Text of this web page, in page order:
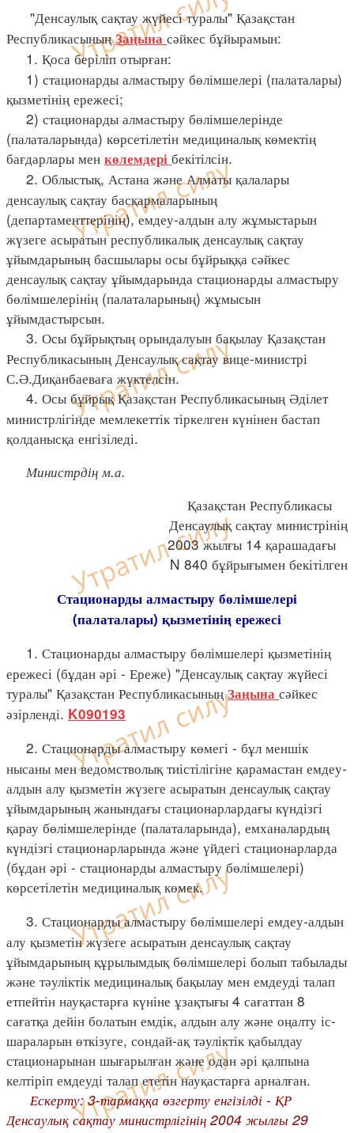
"Денсаулық сақтау жүйесі туралы" Қазақстан
РеспубликасыныңЗаңына сәйкес бұйырамын:
1. Қоса беріліп отырған:
1) стационарды алмастыру бөлімшелері (палаталары)
қызметінің ережесі;
2) стационарды алмастыру бөлімшелерінде
(палаталарында) көрсетілетін медициналық көмектің
бағдарлары мен көлемдері бекітілсін.
2. Облыстық, Астана және Алматы қалалары
денсаулық сақтау басқармаларының
(департаменттерінің), емдеу-алдын алу жұмыстарын
жүзеге асыратын республикалық денсаулық сақтау
ұйымдарының басшылары осы бұйрыққа сәйкес
денсаулық сақтау ұйымдарында стационарды алмастыру
бөлімшелерінің (палаталарының) жұмысын
ұйымдастырсын.
3. Осы бұйрықтың орындалуын бақылау Қазақстан
Республикасының Денсаулық сақтау вице-министрі
С.Ә.Диқанбаеваға жүктелсін.
4. Осы бұйрық Қазақстан Республикасының Әділет
министрлігінде мемлекеттік тіркелген күнінен бастап
қолданысқа енгізіледі.
Министрдің м.а.
Қазақстан Республикасы
Денсаулық сақтау министрінің
2003 жылғы 14 қарашадағы
N 840 бұйрығымен бекітілген
Стационарды алмастыру бөлімшелері
(палаталары) қызметінің ережесі
1. Стационарды алмастыру бөлімшелері қызметінің
ережесі (бұдан әрі - Ереже) "Денсаулық сақтау жүйесі
туралы" Қазақстан РеспубликасыныңЗаңына сәйкес
әзірленді. K090193
2. Стационарды алмастыру көмегі - бұл меншік
нысаны мен ведомстволық тиістілігіне қарамастан емдеу-
алдын алу қызметін жүзеге асыратын денсаулық сақтау
ұйымдарының жанындағы стационарлардағы күндізгі
қарау бөлімшелерінде (палаталарында), емханалардың
күндізгі стационарларында және үйдегі стационарларда
(бұдан әрі - стационарды алмастыру бөлімшелері)
көрсетілетін медициналық көмек.
3. Стационарды алмастыру бөлімшелері емдеу-алдын
алу қызметін жүзеге асыратын денсаулық сақтау
ұйымдарының құрылымдық бөлімшелері болып табылады
және тәуліктік медициналық бақылау мен емдеуді талап
етпейтін науқастарға күніне ұзақтығы 4 сағаттан 8
сағатқа дейін болатын емдік, алдын алу және оңалту іс-
шараларын өткізуге, сондай-ақ тәуліктік қабылдау
стационарынан шығарылған және одан әрі қалпына
келтіріп емдеуді талап ететін науқастарға арналған.
Ескерту: 3-тармаққа өзгерту енгізілді - ҚР
Денсаулық сақтау министрлігінің 2004 жылғы 29